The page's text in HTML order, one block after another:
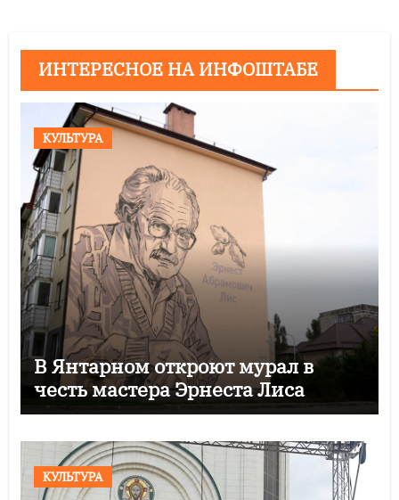
ИНТЕРЕСНОЕ НА ИНФОШТАБЕ
КУЛЬТУРА
В Янтарном откроют мурал в
честь мастера Эрнеста Лиса
КУЛЬТУРА